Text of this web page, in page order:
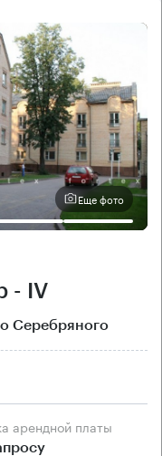
Еще фото
- IV
Серебряного
арендной платы